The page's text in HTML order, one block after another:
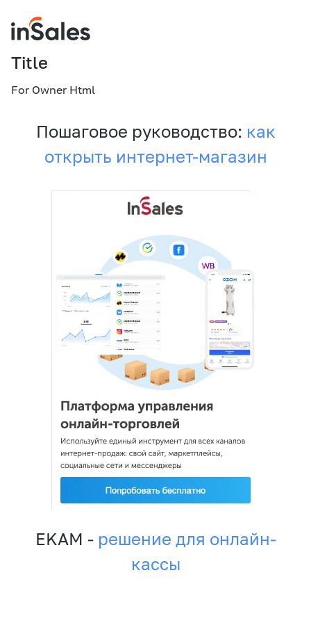
Title
For Owner Html
Пошаговое руководство: как
открыть интернет-магазин
EKAM - решение для онлайн-
кассы